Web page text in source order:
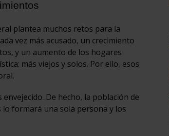
plantea muchos retos para la
vez más acusado, un crecimiento
y un aumento de los hogares
más viejos y solos. Por ello, esos
De hecho, la población de
lo formará una sola persona y los